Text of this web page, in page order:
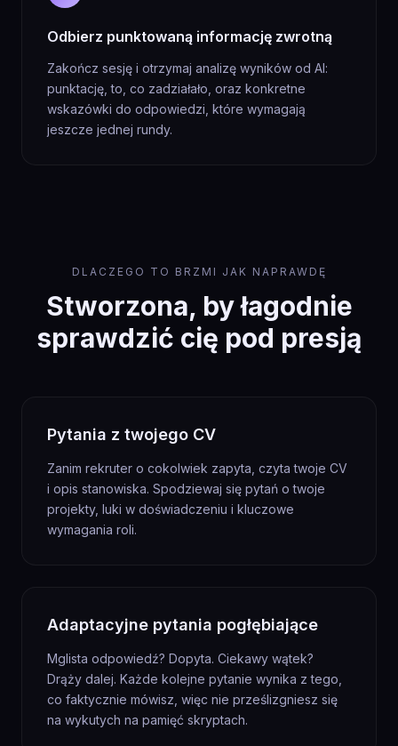
Odbierz punktowaną informację zwrotną
Zakończ sesję i otrzymaj analizę wyników od AI:
punktację, to, co zadziałało, oraz konkretne
wskazówki do odpowiedzi, które wymagają
jeszcze jednej rundy.
DLACZEGO TO BRZMI JAK NAPRAWDĘ
Stworzona, by łagodnie
sprawdzić cię pod presją
Pytania z twojego CV
Zanim rekruter o cokolwiek zapyta, czyta twoje CV
i opis stanowiska. Spodziewaj się pytań o twoje
projekty, luki w doświadczeniu i kluczowe
wymagania roli.
Adaptacyjne pytania pogłębiające
Mglista odpowiedź? Dopyta. Ciekawy wątek?
Drąży dalej. Każde kolejne pytanie wynika z tego,
co faktycznie mówisz, więc nie prześlizgniesz się
na wykutych na pamięć skryptach.